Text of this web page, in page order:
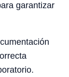
garantizar